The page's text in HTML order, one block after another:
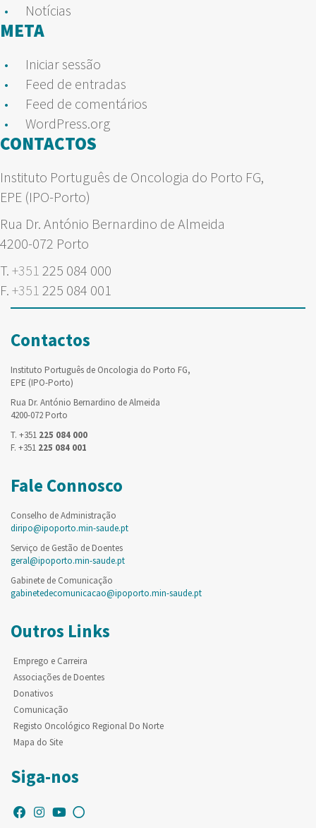
Notícias
META
Iniciar sessão
Feed de entradas
Feed de comentários
WordPress.org
CONTACTOS
Instituto Português de Oncologia do Porto FG,
EPE (IPO-Porto)
Rua Dr. António Bernardino de Almeida
4200-072 Porto
T. +351 225 084 000
F. +351 225 084 001
Contactos
Instituto Português de Oncologia do Porto FG,
EPE (IPO-Porto)
Rua Dr. António Bernardino de Almeida
4200-072 Porto
T. +351 225 084 000
F. +351 225 084 001
Fale Connosco
Conselho de Administração
diripo@ipoporto.min-saude.pt
Serviço de Gestão de Doentes
geral@ipoporto.min-saude.pt
Gabinete de Comunicação
gabinetedecomunicacao@ipoporto.min-saude.pt
Outros Links
Emprego e Carreira
Associações de Doentes
Donativos
Comunicação
Registo Oncológico Regional Do Norte
Mapa do Site
Siga-nos